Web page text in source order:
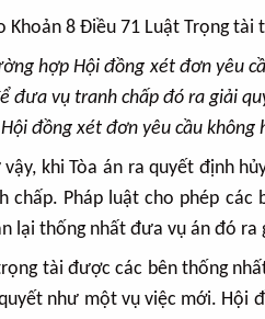
Khoản 8 Điều 71 Luật Trọng
hợp Hội đồng xét đơn yêu
đưa vụ tranh chấp đó ra giải
đồng xét đơn yêu cầu
vậy, khi Tòa án ra quyết định
chấp. Pháp luật cho phép
lại thống nhất đưa vụ án đó ra
tài được các bên thống
như một vụ việc mới. Hội